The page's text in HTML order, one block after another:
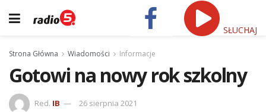
SŁUCHAJ
Strona Główna Wiadomości Informacje
Gotowi na nowy rok szkolny
Red. IB 26 sierpnia 2021